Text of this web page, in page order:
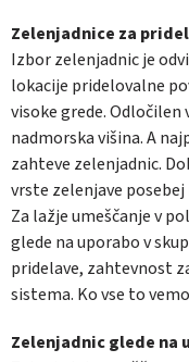
Zelenjadnice za
Izbor zelenjadnic je
lokacije pridelovalne
visoke grede.
nadmorska višina. A
zahteve zelenjadnic.
vrste zelenjave
Za lažje umeščanje v
glede na uporabo v
pridelave, zahtevnost
sistema. Ko vse to
Zelenjadnic glede na